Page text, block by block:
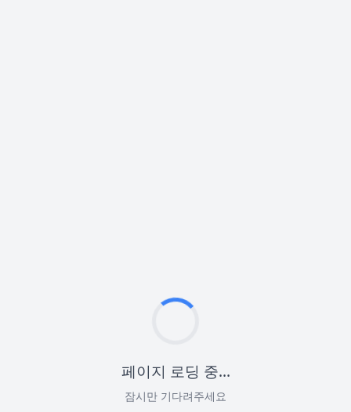
페이지 로딩 중...
잠시만 기다려주세요